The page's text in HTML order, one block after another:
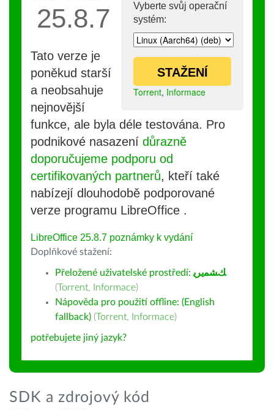
Vyberte svůj operační
systém:
STAŽENÍ
Torrent, Informace
25.8.7
Tato verze je
poněkud starší
a neobsahuje
nejnovější
funkce, ale byla déle testována. Pro
podnikové nasazení důrazně
doporučujeme podporu od
certifikovaných partnerů, kteří také
nabízejí dlouhodobě podporované
verze programu LibreOffice .
LibreOffice 25.8.7 poznámky k vydání
Doplňkové stažení:
Přeložené uživatelské prostředí:ﻚﺸﻤﻳﺮﻳ
(Torrent, Informace)
Nápověda pro použití offline: (English
fallback) (Torrent, Informace)
potřebujete jiný jazyk?
SDK a zdrojový kód